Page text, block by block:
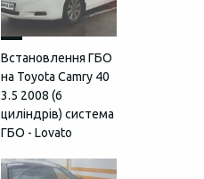
Встановлення ГБО
на Toyota Camry 40
3.5 2008 (6
циліндрів) система
ГБО - Lovato